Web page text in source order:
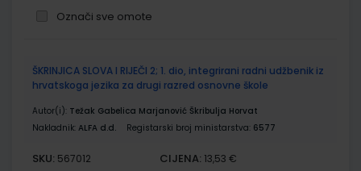
Označi sve omote
proizvodi
ŠKRINJICA SLOVA I RIJEČI 2; 1. dio, integrirani radni udžbenik iz
hrvatskoga jezika za drugi razred osnovne škole
Autor(i): Težak Gabelica Marjanović Škribulja Horvat
Nakladnik: ALFA d.d. Registarski broj ministarstva: 6577
SKU: 567012 CIJENA: 13,53 €